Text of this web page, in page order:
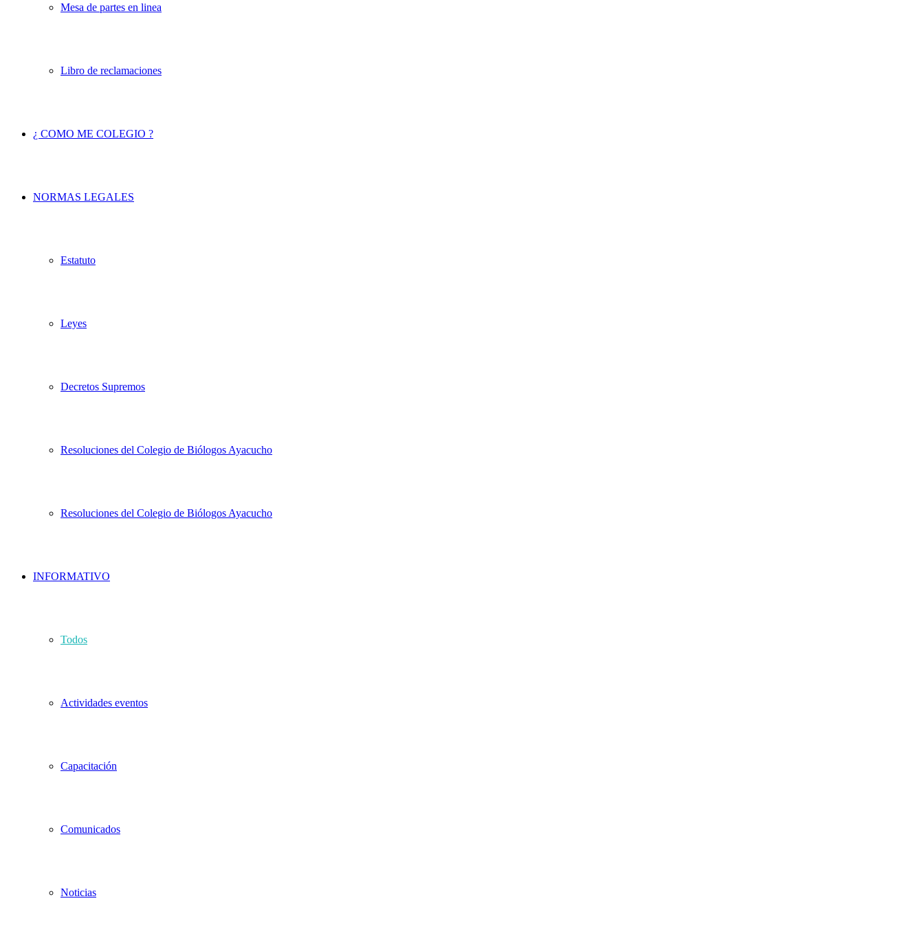
Mesa de partes en linea
Libro de reclamaciones
¿ COMO ME COLEGIO ?
NORMAS LEGALES
Estatuto
Leyes
Decretos Supremos
Resoluciones del Colegio de Biólogos Ayacucho
Resoluciones del Colegio de Biólogos Ayacucho
INFORMATIVO
Todos
Actividades eventos
Capacitación
Comunicados
Noticias